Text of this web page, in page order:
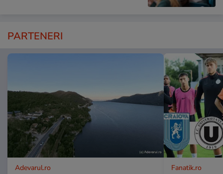
PARTENERI
Adevarul.ro Fanatik.ro